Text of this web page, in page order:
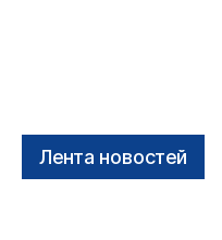
Лента новостей